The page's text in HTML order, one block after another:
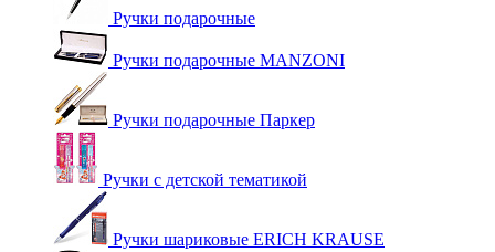
Ручки подарочные
Ручки подарочные MANZONI
Ручки подарочные Паркер
Ручки с детской тематикой
Ручки шариковые ERICH KRAUSE